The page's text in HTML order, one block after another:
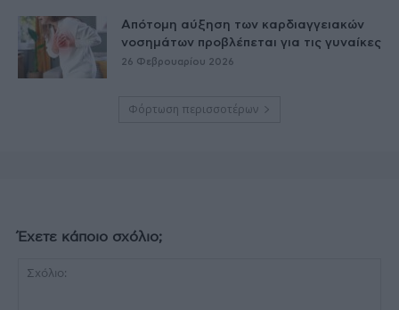
Απότομη αύξηση των καρδιαγγειακών
νοσημάτων προβλέπεται για τις γυναίκες
26 Φεβρουαρίου 2026
Φόρτωση περισσοτέρων
Έχετε κάποιο σχόλιο;